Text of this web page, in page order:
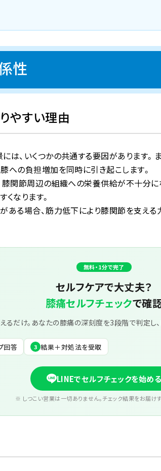
性
やすい理由
は、いくつかの共通する要因があります
への負担増加を同時に引き起こします。
膝関節周辺の組織への栄養供給が不十分
なります。
ある場合、筋力低下により膝関節を支える
無料・1分で完了
セルフケアで大丈夫？
膝痛セルフチェックで確
るだけ。あなたの膝痛の深刻度を3段階で判定し
回答 3 結果＋対処法を受取
LINEでセルフチェックを始める
※ しつこい営業は一切ありません。チェック結果をお届け